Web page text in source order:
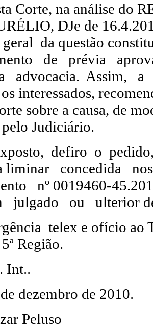
Corte, na análise do
DJe de
geral da questão
de prévia
advocacia. Assim, a
interessados,
sobre a causa, de
Judiciário.
defiro o
liminar concedida
nº 0019460-
julgado ou ulterior
telex e ofício ao
Região.
Int..
dezembro de 2010.
Peluso